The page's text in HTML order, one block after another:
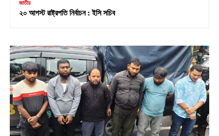
জাতীয়
২০ আগস্ট রাষ্ট্রপতি নির্বাচন : ইসি সচিব